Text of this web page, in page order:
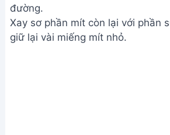
đường.
Xay sơ phần mít còn lại với phần
giữ lại vài miếng mít nhỏ.